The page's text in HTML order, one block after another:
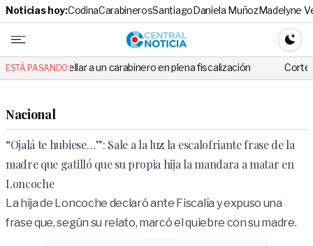
Noticias hoy:CodinaCarabinerosSantiagoDaniela MuñozMadelyne
Central
ESTÁ PASANDO:
a un carabinero en plena fiscalización Cortes de luz de hasta
Nacional
“Ojalá te hubiese…”: Sale a la luz la escalofriante frase de la
madre que gatilló que su propia hija la mandara a matar en
Loncoche
La hija de Loncoche declaró ante Fiscalía y expuso una
frase que, según su relato, marcó el quiebre con su madre.